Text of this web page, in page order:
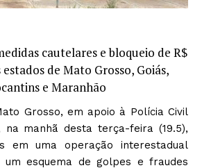
cautelares e bloqueio de R$
de Mato Grosso, Goiás,
e Maranhão
Grosso, em apoio à Polícia Civil
na manhã desta terça-feira (19.5),
em uma operação interestadual
um esquema de golpes e fraudes